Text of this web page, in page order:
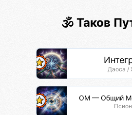
🕉️ Таков
Даоса /
ОМ — Общий